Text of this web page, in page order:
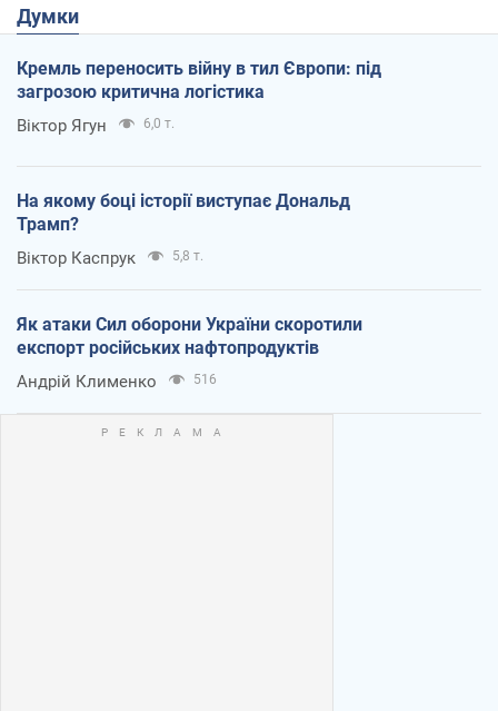
Думки
Кремль переносить війну в тил Європи: під
загрозою критична логістика
Віктор Ягун 6,0 т.
На якому боці історії виступає Дональд
Трамп?
Віктор Каспрук 5,8 т.
Як атаки Сил оборони України скоротили
експорт російських нафтопродуктів
Андрій Клименко 516